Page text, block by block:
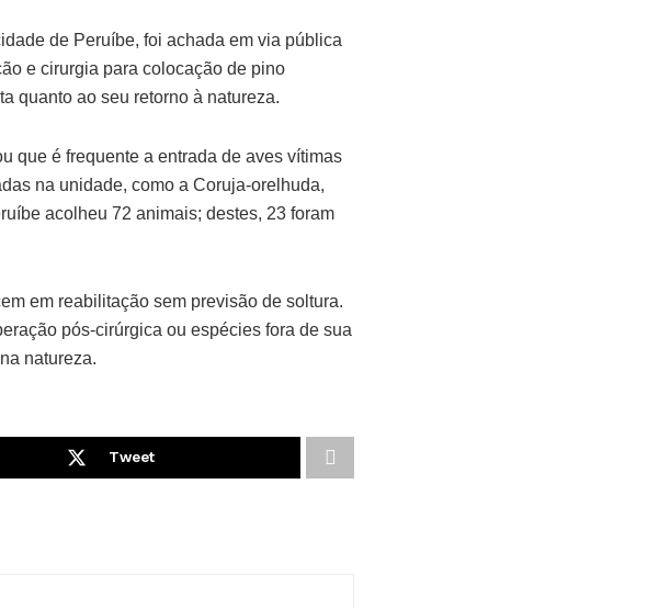
de Peruíbe, foi achada em via pública
e cirurgia para colocação de pino
quanto ao seu retorno à natureza.
que é frequente a entrada de aves vítimas
na unidade, como a Coruja-orelhuda,
acolheu 72 animais; destes, 23 foram
em reabilitação sem previsão de soltura.
pós-cirúrgica ou espécies fora de sua
natureza.
Tweet